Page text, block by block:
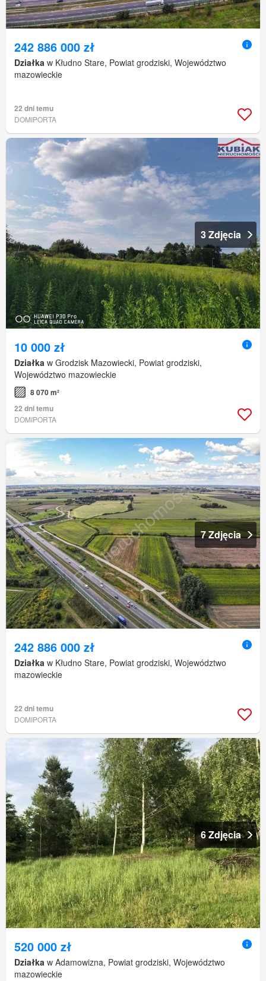
242 886 000 zł
Działka w Kłudno Stare, Powiat grodziski, Województwo
mazowieckie
22 dni temu
DOMIPORTA
3 Zdjęcia
10 000 zł
Działka w Grodzisk Mazowiecki, Powiat grodziski,
Województwo mazowieckie
8 070 m²
22 dni temu
DOMIPORTA
7 Zdjęcia
242 886 000 zł
Działka w Kłudno Stare, Powiat grodziski, Województwo
mazowieckie
22 dni temu
DOMIPORTA
6 Zdjęcia
520 000 zł
Działka w Adamowizna, Powiat grodziski, Województwo
mazowieckie